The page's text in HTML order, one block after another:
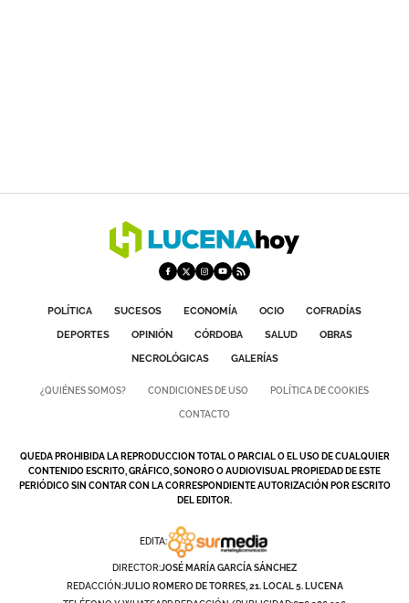
POLÍTICA SUCESOS ECONOMÍA OCIO
COFRADÍAS
DEPORTES
OPINIÓN CÓRDOBA SALUD
OBRAS
NECROLÓGICAS
GALERÍAS
¿QUIÉNES SOMOS? CONDICIONES DE USO POLÍTICA DE COOKIES
CONTACTO
QUEDA PROHIBIDA LA REPRODUCCION TOTAL O PARCIAL O EL USO DE CUALQUIER
CONTENIDO ESCRITO, GRÁFICO, SONORO O AUDIOVISUAL PROPIEDAD DE ESTE
PERIÓDICO SIN CONTAR CON LA CORRESPONDIENTE AUTORIZACIÓN POR ESCRITO
DEL EDITOR.
EDITA:
DIRECTOR:JOSÉ MARÍA GARCÍA SÁNCHEZ
REDACCIÓN:JULIO ROMERO DE TORRES, 21. LOCAL 5. LUCENA